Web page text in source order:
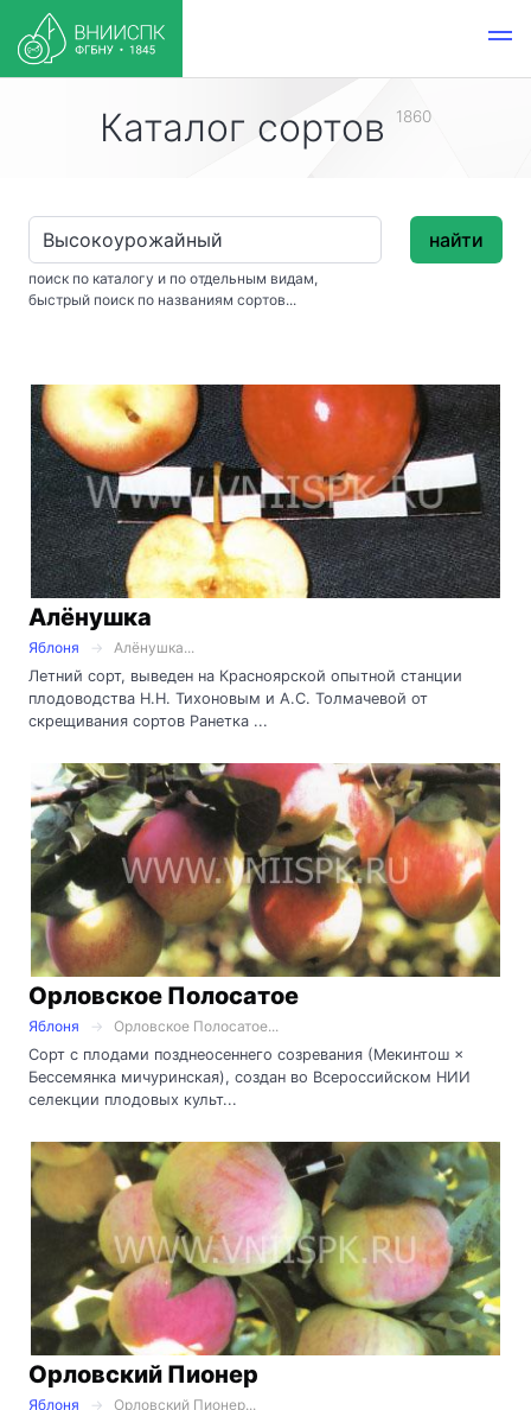
Каталог сортов 1860
поиск по каталогу и по отдельным видам,
быстрый поиск по названиям сортов...
найти
Алёнушка
Яблоня
Алёнушка...
Летний сорт, выведен на Красноярской опытной станции
плодоводства Н.Н. Тихоновым и А.С. Толмачевой от
скрещивания сортов Ранетка ...
Орловское Полосатое
Яблоня
Орловское Полосатое...
Сорт с плодами позднеосеннего созревания (Мекинтош ×
Бессемянка мичуринская), создан во Всероссийском НИИ
селекции плодовых культ...
Орловский Пионер
Яблоня
Орловский Пионер...